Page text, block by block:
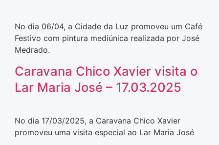
No dia 06/04, a Cidade da Luz promoveu um Café
Festivo com pintura mediúnica realizada por José
Medrado.
Caravana Chico Xavier visita o
Lar Maria José – 17.03.2025
No dia 17/03/2025, a Caravana Chico Xavier
promoveu uma visita especial ao Lar Maria José